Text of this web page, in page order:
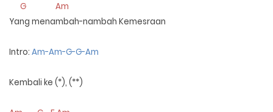
G
Am
Yang menambah-nambah Kemesraan
Intro: Am-Am-G-G-Am
Kembali ke (*), (**)